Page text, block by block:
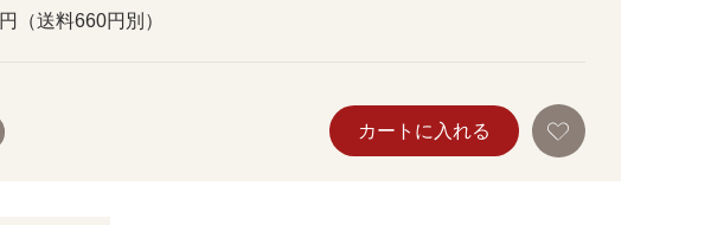
円（送料660円別）
カートに入れる